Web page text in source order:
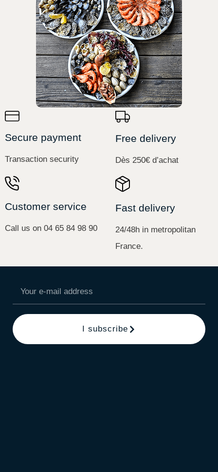
Secure payment
Transaction security
Free delivery
Dès 250€ d’achat
Customer service
Call us on 04 65 84 98 90
Fast delivery
24/48h in metropolitan
France.
I subscribe